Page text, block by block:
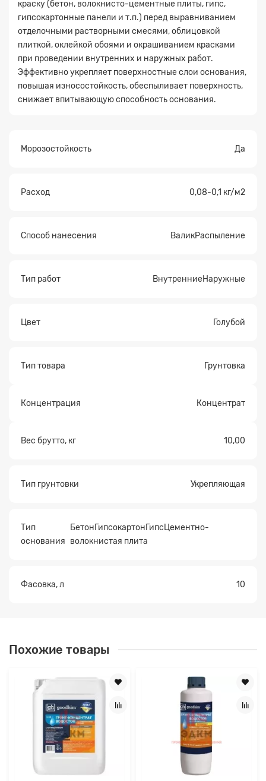
краску (бетон, волокнисто-цементные плиты, гипс,
гипсокартонные панели и т.п.) перед выравниванием
отделочными растворными смесями, облицовкой
плиткой, оклейкой обоями и окрашиванием красками
при проведении внутренних и наружных работ.
Эффективно укрепляет поверхностные слои основания,
повышая износостойкость, обеспыливает поверхность,
снижает впитывающую способность основания.
Морозостойкость Да
Расход 0,08-0,1 кг/м2
Способ нанесения ВаликРаспыление
Тип работ ВнутренниеНаружные
Цвет Голубой
Тип товара Грунтовка
Концентрация Концентрат
Вес брутто, кг 10,00
Тип грунтовки Укрепляющая
Тип
основания
БетонГипсокартонГипсЦементно-
волокнистая плита
Фасовка, л 10
Похожие товары
Заявка на расчет